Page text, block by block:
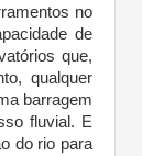
no
de
que,
qualquer
barragem
fluvial. E
do rio para